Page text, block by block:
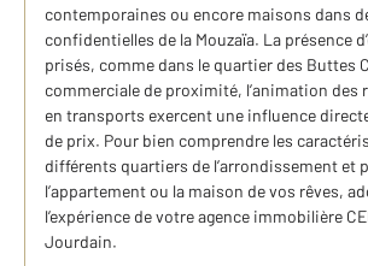
contemporaines ou encore maisons dans
confidentielles de la Mouzaïa. La présence
prisés, comme dans le quartier des Buttes
commerciale de proximité, l’animation des
en transports exercent une influence
de prix. Pour bien comprendre les
différents quartiers de l’arrondissement et
l’appartement ou la maison de vos rêves,
l’expérience de votre agence immobilière
Jourdain.